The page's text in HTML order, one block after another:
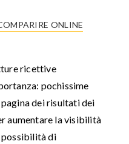
ONLINE
ricettive
pochissime
dei risultati dei
aumentare la visibilità
di